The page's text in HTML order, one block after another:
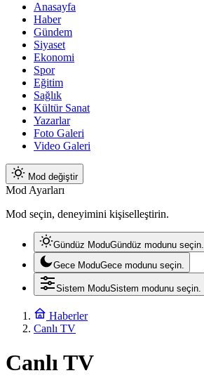
Anasayfa
Haber
Gündem
Siyaset
Ekonomi
Spor
Eğitim
Sağlık
Kültür Sanat
Yazarlar
Foto Galeri
Video Galeri
Mod değiştir
Mod Ayarları
Mod seçin, deneyimini kişiselleştirin.
Gündüz ModuGündüz modunu seçin.
Gece ModuGece modunu seçin.
Sistem ModuSistem modunu seçin.
Haberler
Canlı TV
Canlı TV